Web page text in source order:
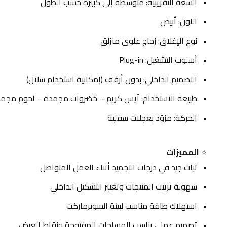
اللون: أبيض
نوع الإغلاق: زجاج علوي منزلق
أسلوب التشغيل: Plug-in
التصميم الداخلي: بدون أرفف (إمكانية استخدام سلال)
طبيعة الاستخدام: آيس كريم – خضروات مجمدة – لحوم
الحركة: مزوّد بعجلات سفلية
⭐ المميزات
ثبات جيد في درجات التجميد أثناء العمل المتواصل
سهولة ترتيب المنتجات وتغيير التشكيل الداخلي
استهلاك طاقة مناسب لبيئة السوبرماركت